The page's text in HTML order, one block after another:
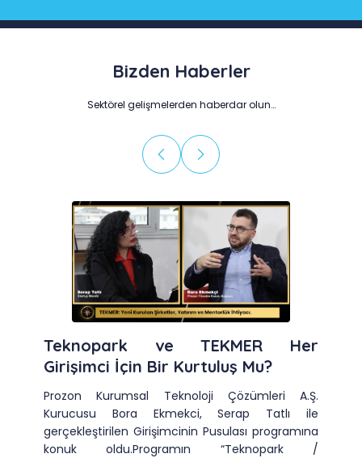
Bizden Haberler
Sektörel gelişmelerden haberdar olun…
Teknopark ve TEKMER Her
Girişimci İçin Bir Kurtuluş Mu?
Prozon Kurumsal Teknoloji Çözümleri A.Ş.
Kurucusu Bora Ekmekci, Serap Tatlı ile
gerçekleştirilen Girişimcinin Pusulası programına
konuk oldu.Programın “Teknopark /